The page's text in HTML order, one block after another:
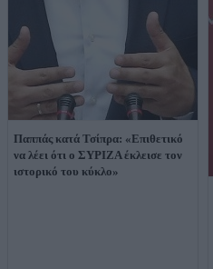
Παππάς κατά Τσίπρα: «Επιθετικό
να λέει ότι ο ΣΥΡΙΖΑ έκλεισε τον
ιστορικό του κύκλο»